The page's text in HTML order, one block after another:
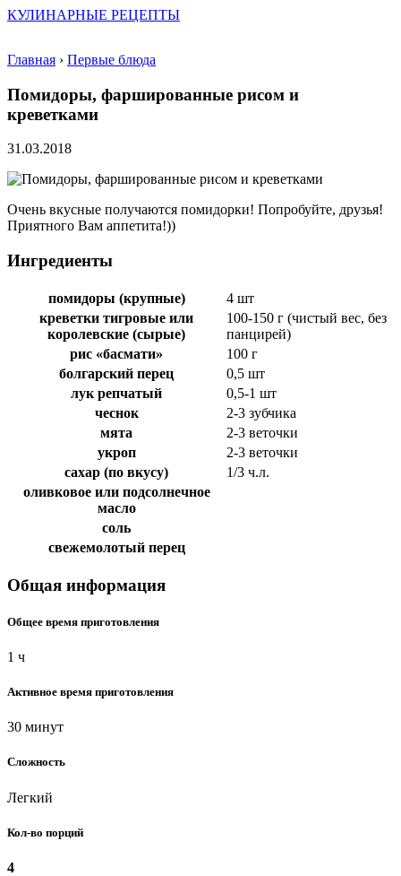
КУЛИНАРНЫЕ РЕЦЕПТЫ
Главная › Первые блюда
Помидоры, фаршированные рисом и
креветками
31.03.2018
Очень вкусные получаются помидорки! Попробуйте, друзья!
Приятного Вам аппетита!))
Ингредиенты
помидоры (крупные)
4 шт
креветки тигровые или
королевские (сырые)
100-150 г (чистый вес, без
панцирей)
рис «басмати»
100 г
болгарский перец
0,5 шт
лук репчатый
0,5-1 шт
чеснок
2-3 зубчика
мята
2-3 веточки
укроп
2-3 веточки
сахар (по вкусу)
1/3 ч.л.
оливковое или подсолнечное
масло
соль
свежемолотый перец
Общая информация
Общее время приготовления
1 ч
Активное время приготовления
30 минут
Сложность
Легкий
Кол-во порций
4